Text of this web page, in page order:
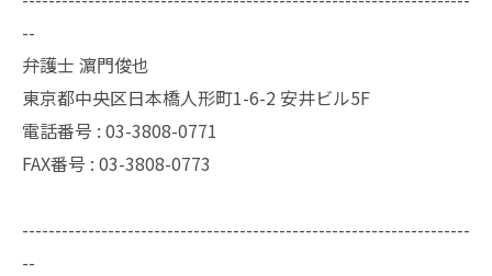
--
弁護士 濵門俊也
東京都中央区日本橋人形町1-6-2 安井ビル5F
電話番号 : 03-3808-0771
FAX番号 : 03-3808-0773
--------------------------------------------------------------------
--